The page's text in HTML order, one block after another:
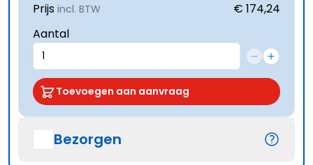
Prijs incl. BTW
€ 174,24
Aantal
Toevoegen aan aanvraag
Bezorgen